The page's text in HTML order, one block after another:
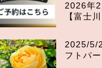
2026年
【富士
2025/5/
フトパ